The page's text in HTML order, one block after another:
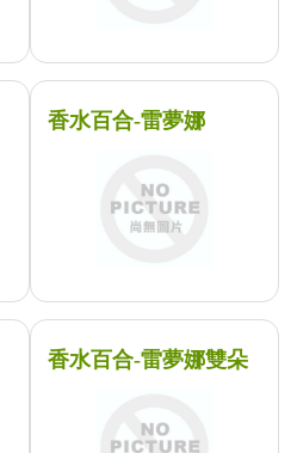
香水百合-雷夢娜
香水百合-雷夢娜雙朵